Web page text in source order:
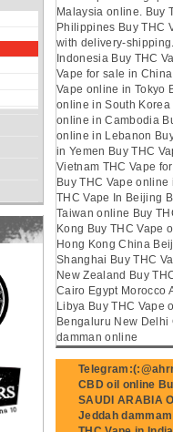
Malaysia online. Buy
Philippines Buy THC
with delivery-
Indonesia Buy THC
Vape for sale in
Vape online in Tokyo
online in South Korea
online in Cambodia
online in Lebanon
in Yemen Buy THC
Vietnam THC Vape
Buy THC Vape
THC Vape In Beijing
Taiwan online Buy
Kong Buy THC Vape
Hong Kong China
Shanghai Buy THC
New Zealand Buy
Cairo Egypt Morocco
Libya Buy THC Vape
Bengaluru New Delhi
damman online
CBD oil online
SAUDI ARABIA
Jeddah